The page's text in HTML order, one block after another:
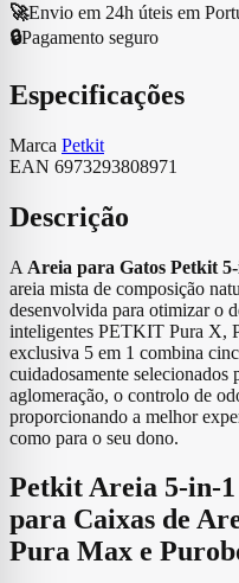
🚀Envio em 24h úteis em
🔒Pagamento seguro
Especificações
Marca Petkit
EAN 6973293808971
Descrição
A Areia para Gatos Petkit
areia mista de composição
desenvolvida para otimizar o
inteligentes PETKIT Pura X,
exclusiva 5 em 1 combina
cuidadosamente selecionados
aglomeração, o controlo de
proporcionando a melhor
como para o seu dono.
Petkit Areia 5-in-
para Caixas de
Pura Max e